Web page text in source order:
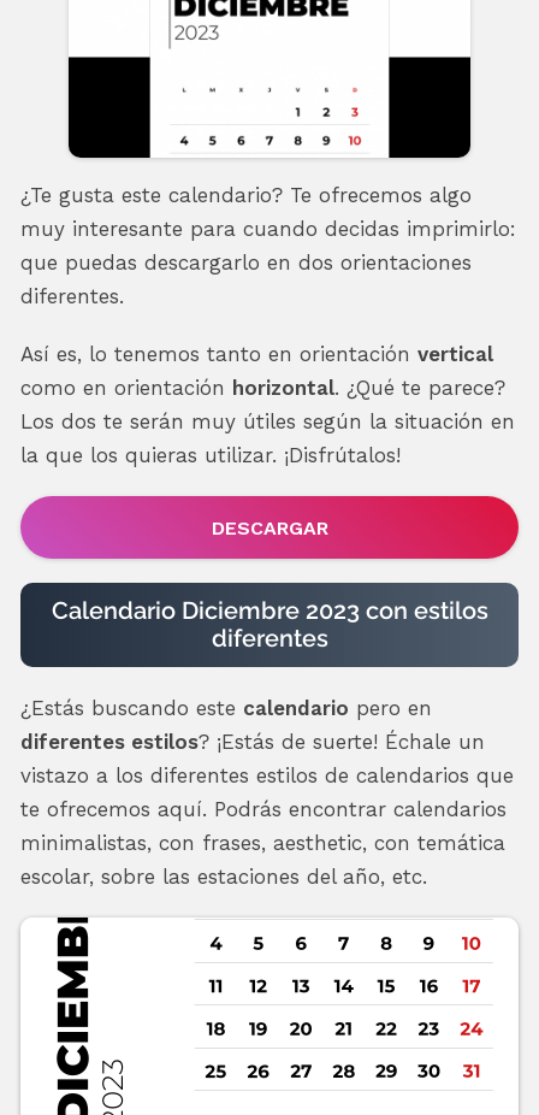
¿Te gusta este calendario? Te ofrecemos algo
muy interesante para cuando decidas imprimirlo:
que puedas descargarlo en dos orientaciones
diferentes.
Así es, lo tenemos tanto en orientación vertical
como en orientación horizontal. ¿Qué te parece?
Los dos te serán muy útiles según la situación en
la que los quieras utilizar. ¡Disfrútalos!
DESCARGAR
Calendario Diciembre 2023 con estilos
diferentes
¿Estás buscando este calendario pero en
diferentes estilos? ¡Estás de suerte! Échale un
vistazo a los diferentes estilos de calendarios que
te ofrecemos aquí. Podrás encontrar calendarios
minimalistas, con frases, aesthetic, con temática
escolar, sobre las estaciones del año, etc.